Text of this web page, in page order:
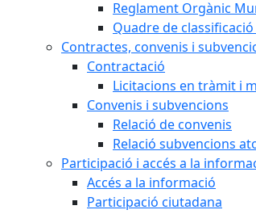
Reglament Orgànic
Quadre de
Contractes, convenis i
Contractació
Licitacions en tràmit i
Convenis i subvencions
Relació de convenis
Relació subvencions
Participació i accés a la
Accés a la informació
Participació ciutadana